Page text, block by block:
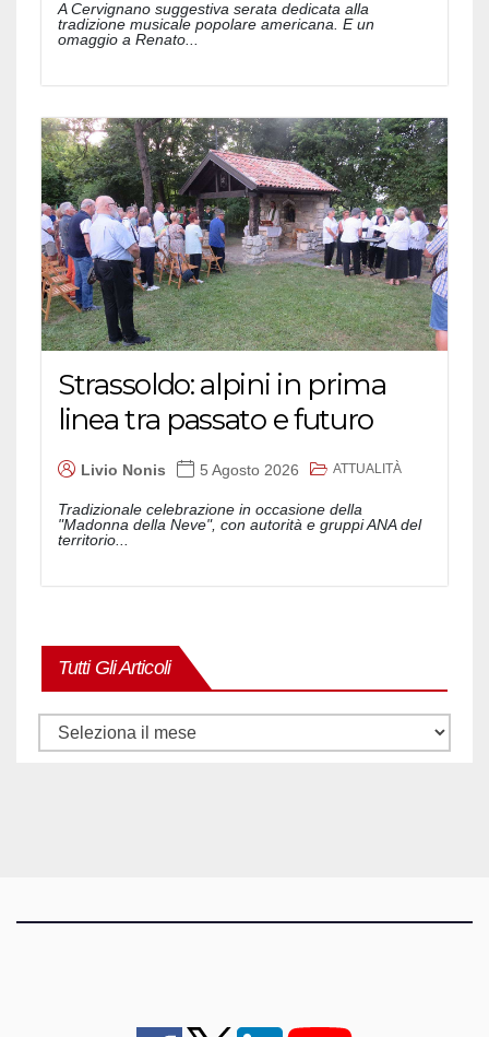
A Cervignano suggestiva serata dedicata alla
tradizione musicale popolare americana. E un
omaggio a Renato...
Strassoldo: alpini in prima
linea tra passato e futuro
Livio Nonis 5 Agosto 2026 ATTUALITÀ
Tradizionale celebrazione in occasione della
"Madonna della Neve", con autorità e gruppi ANA del
territorio...
Tutti Gli Articoli
Tutti